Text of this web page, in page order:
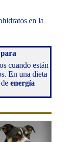
en la
cuando están
En una dieta
energía